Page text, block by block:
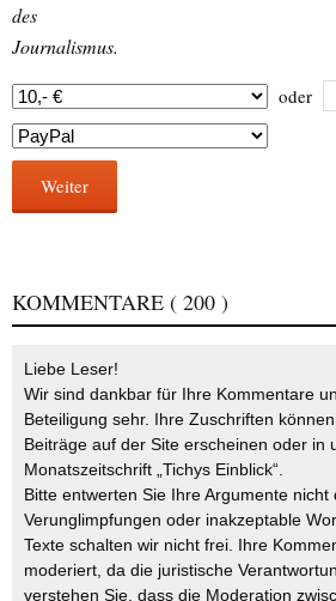
des
Journalismus.
oder
Weiter
KOMMENTARE ( 200 )
Liebe Leser!
Wir sind dankbar für Ihre Kommentare
Beteiligung sehr. Ihre Zuschriften
Beiträge auf der Site erscheinen oder in
Monatszeitschrift „Tichys Einblick“.
Bitte entwerten Sie Ihre Argumente nicht
Verunglimpfungen oder inakzeptable
Texte schalten wir nicht frei. Ihre
moderiert, da die juristische
verstehen Sie, dass die Moderation